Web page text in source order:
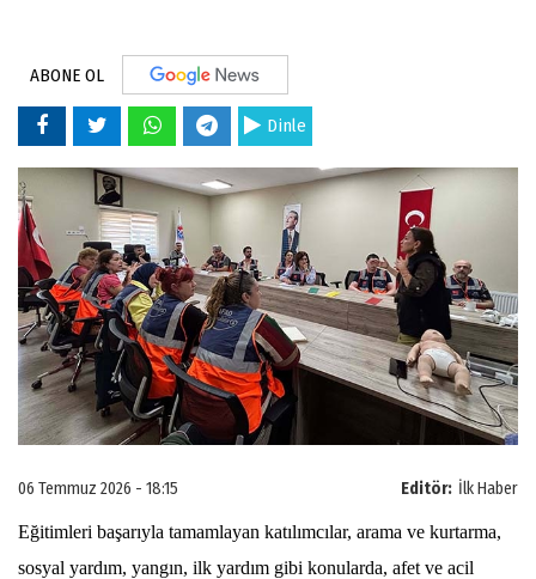
ABONE OL
Dinle
Editör: İlk Haber
06 Temmuz 2026 - 18:15
Eğitimleri başarıyla tamamlayan katılımcılar, arama ve kurtarma,
sosyal yardım, yangın, ilk yardım gibi konularda, afet ve acil